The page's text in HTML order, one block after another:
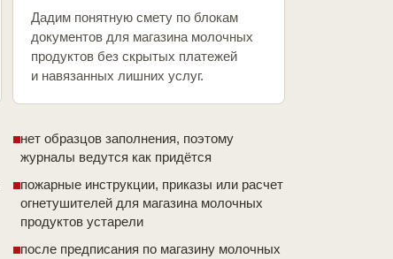
Дадим понятную смету по блокам
документов для магазина молочных
продуктов без скрытых платежей
и навязанных лишних услуг.
нет образцов заполнения, поэтому
журналы ведутся как придётся
пожарные инструкции, приказы или расчет
огнетушителей для магазина молочных
продуктов устарели
после предписания по магазину молочных